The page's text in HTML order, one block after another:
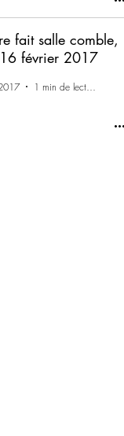
fait salle comble,
février 2017
1 min de lecture